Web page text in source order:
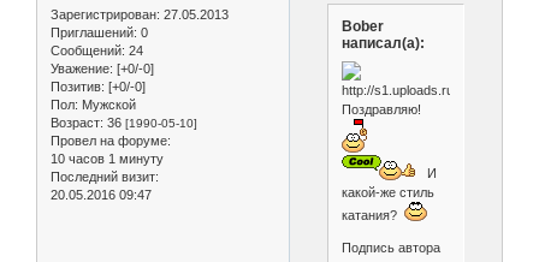
Зарегистрирован: 27.05.2013
Приглашений: 0
Сообщений: 24
Уважение: [+0/-0]
Позитив: [+0/-0]
Пол: Мужской
Возраст: 36 [1990-05-10]
Провел на форуме:
10 часов 1 минуту
Последний визит:
20.05.2016 09:47
Bober
написал(а):
Поздравляю!
И
какой-же стиль
катания?
Подпись автора